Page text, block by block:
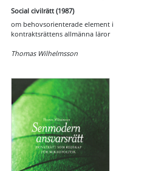
Social civilrätt (1987)
om behovsorienterade element i
kontraktsrättens allmänna läror
Thomas Wilhelmsson